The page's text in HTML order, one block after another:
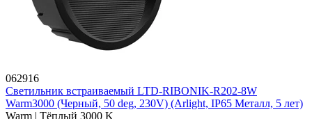
062916
Светильник встраиваемый LTD-RIBONIK-R202-8W
Warm3000 (Черный, 50 deg, 230V) (Arlight, IP65 Металл, 5 лет)
Warm | Тёплый 3000 K